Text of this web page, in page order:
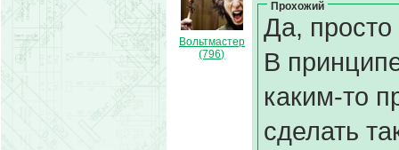
Вольтмастер
(796)
Прохожий
Да, просто
В
каким-то
сделать